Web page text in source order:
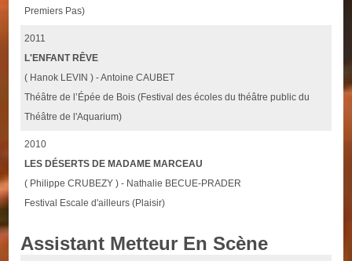
Premiers Pas)
2011
L'ENFANT RÊVE
( Hanok LEVIN ) - Antoine CAUBET
Théâtre de l’Épée de Bois (Festival des écoles du théâtre public du
Théâtre de l'Aquarium)
2010
LES DÉSERTS DE MADAME MARCEAU
( Philippe CRUBEZY ) - Nathalie BECUE-PRADER
Festival Escale d'ailleurs (Plaisir)
Assistant Metteur En Scène